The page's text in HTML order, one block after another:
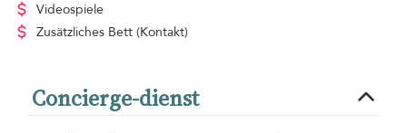
Videospiele
Zusätzliches Bett (Kontakt)
Concierge-dienst